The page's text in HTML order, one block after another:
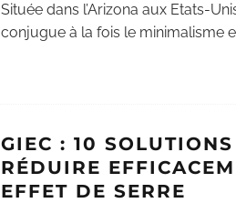
Située dans l’Arizona aux Etats-
conjugue à la fois le minimalisme
GIEC : 10
RÉDUIRE
EFFET DE SERRE